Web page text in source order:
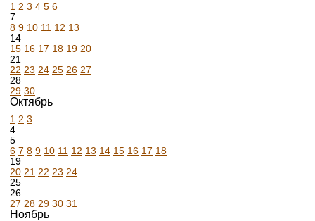
1 2 3 4 5 6
7
8 9 10 11 12 13
14
15 16 17 18 19 20
21
22 23 24 25 26 27
28
29 30
Октябрь
1 2 3
4
5
6 7 8 9 10 11 12 13 14 15 16 17 18
19
20 21 22 23 24
25
26
27 28 29 30 31
Ноябрь